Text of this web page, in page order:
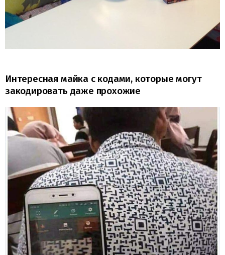
Интересная майка с кодами, которые могут
закодировать даже прохожие